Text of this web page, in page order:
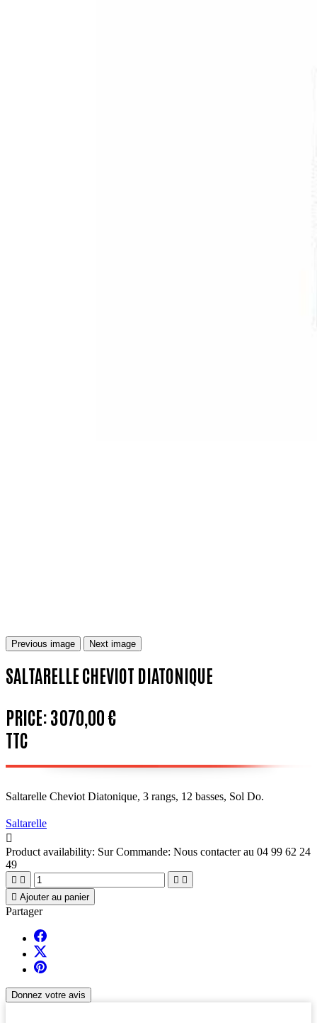
Previous image Next image
SALTARELLE CHEVIOT DIATONIQUE
PRICE:3 070,00 €
TTC
Saltarelle Cheviot Diatonique, 3 rangs, 12 basses, Sol Do.
Saltarelle

Product availability: Sur Commande: Nous contacter au 04 99 62 24
49
   
 Ajouter au panier
Partager
Donnez votre avis